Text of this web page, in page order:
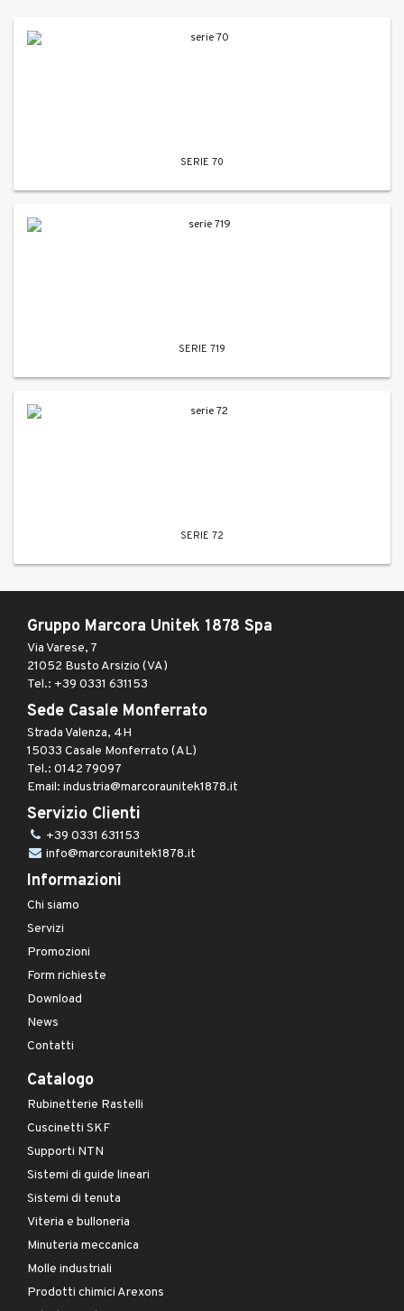
SERIE 70
SERIE 719
SERIE 72
Gruppo Marcora Unitek 1878 Spa
Via Varese, 7
21052 Busto Arsizio (VA)
Tel.: +39 0331 631153
Sede Casale Monferrato
Strada Valenza, 4H
15033 Casale Monferrato (AL)
Tel.: 0142 79097
Email: industria@marcoraunitek1878.it
Servizio Clienti
+39 0331 631153
info@marcoraunitek1878.it
Informazioni
Chi siamo
Servizi
Promozioni
Form richieste
Download
News
Contatti
Catalogo
Rubinetterie Rastelli
Cuscinetti SKF
Supporti NTN
Sistemi di guide lineari
Sistemi di tenuta
Viteria e bulloneria
Minuteria meccanica
Molle industriali
Prodotti chimici Arexons